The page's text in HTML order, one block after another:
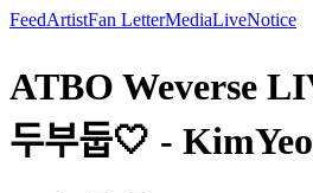
FeedArtistFan LetterMediaLiveNotice
ATBO Weverse
두부둡🤍 -